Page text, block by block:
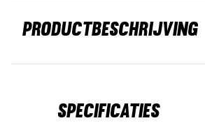
PRODUCTBESCHRIJVING
Specificaties